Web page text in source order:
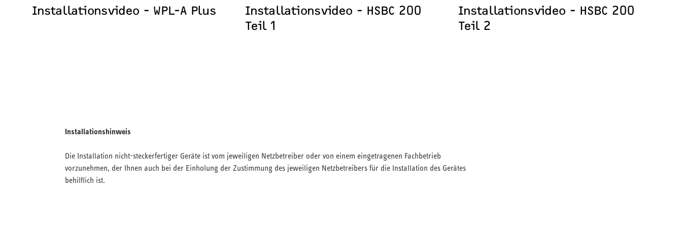
Installationsvideo - WPL-A Plus
Installationsvideo - HSBC 200
Teil 1
Installationsvideo - HSBC 200
Teil 2
Installationshinweis
Die Installation nicht-steckerfertiger Geräte ist vom jeweiligen Netzbetreiber oder von einem eingetragenen Fachbetrieb
vorzunehmen, der Ihnen auch bei der Einholung der Zustimmung des jeweiligen Netzbetreibers für die Installation des Gerätes
behilflich ist.